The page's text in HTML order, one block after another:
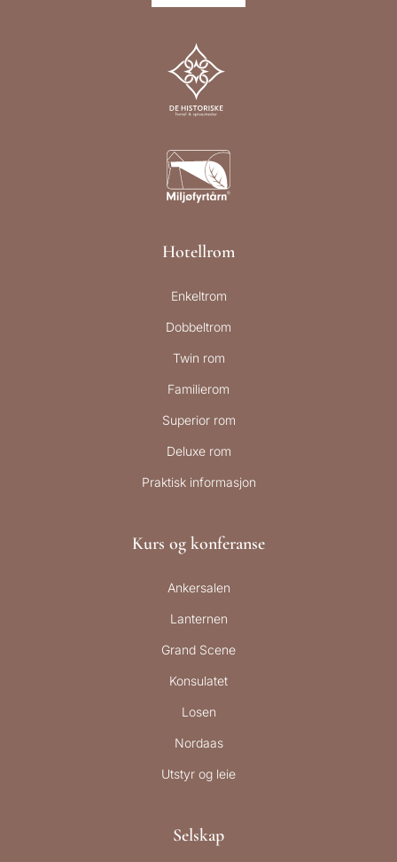
Hotellrom
Enkeltrom
Dobbeltrom
Twin rom
Familierom
Superior rom
Deluxe rom
Praktisk informasjon
Kurs og konferanse
Ankersalen
Lanternen
Grand Scene
Konsulatet
Losen
Nordaas
Utstyr og leie
Selskap